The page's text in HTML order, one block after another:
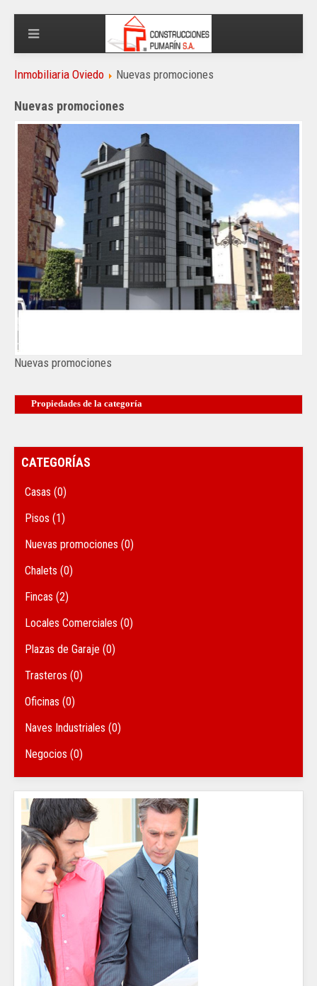
Inmobiliaria Oviedo Nuevas promociones
Nuevas promociones
Nuevas promociones
Propiedades de la categoría
CATEGORÍAS
Casas (0)
Pisos (1)
Nuevas promociones (0)
Chalets (0)
Fincas (2)
Locales Comerciales (0)
Plazas de Garaje (0)
Trasteros (0)
Oficinas (0)
Naves Industriales (0)
Negocios (0)